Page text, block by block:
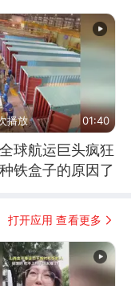
播放 01:40
球航运巨头疯狂
铁盒子的原因了
打开应用 查看更多